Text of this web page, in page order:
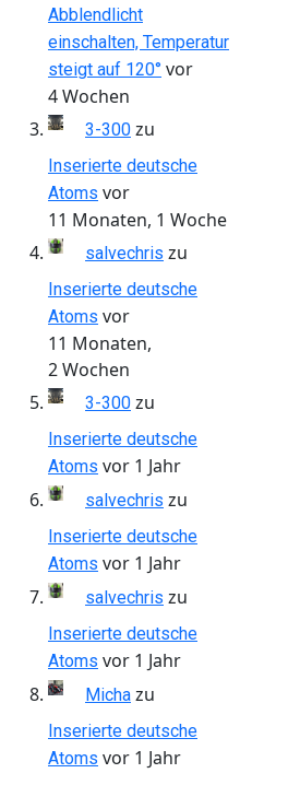
Abblendlicht
einschalten, Temperatur
steigt auf 120° vor
4 Wochen
3-300 zu
Inserierte deutsche
Atoms vor
11 Monaten, 1 Woche
salvechris zu
Inserierte deutsche
Atoms vor
11 Monaten,
2 Wochen
3-300 zu
Inserierte deutsche
Atoms vor 1 Jahr
salvechris zu
Inserierte deutsche
Atoms vor 1 Jahr
salvechris zu
Inserierte deutsche
Atoms vor 1 Jahr
Micha zu
Inserierte deutsche
Atoms vor 1 Jahr